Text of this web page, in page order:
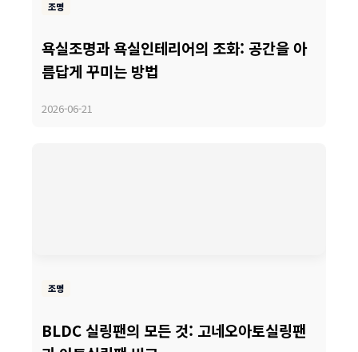
조명
욕실조명과 욕실인테리어의 조화: 공간을 아
릅답게 꾸미는 방법
2026-06-21
조명
BLDC 실링팬의 모든 것: 고네오아토실링팬